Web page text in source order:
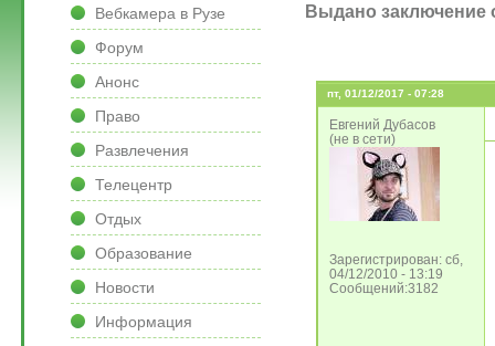
Выдано заключение
пт, 01/12/2017 - 07:28
Евгений Дубасов
(не в сети)
Зарегистрирован: сб,
04/12/2010 - 13:19
Сообщений:3182
Вебкамера в Рузе
Форум
Анонс
Право
Развлечения
Телецентр
Отдых
Образование
Новости
Информация